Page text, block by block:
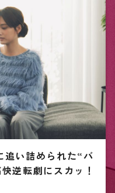
い詰められた“バ
逆転劇にスカッ！